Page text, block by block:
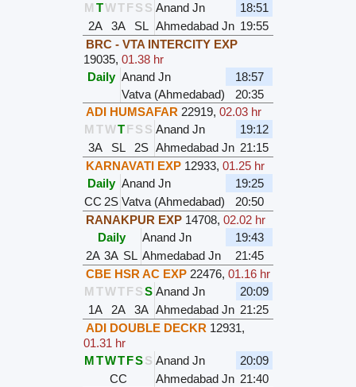
M TWTFS S Anand Jn
18:51
2A
3A SL Ahmedabad Jn 19:55
BRC - VTA INTERCITY EXP
19035,01.38 hr
Daily Anand Jn
18:57
Vatva (Ahmedabad)
20:35
ADI HUMSAFAR 22919,02.03 hr
M TWTFS S Anand Jn
19:12
3A
SL 2S Ahmedabad Jn 21:15
KARNAVATI EXP 12933,01.25 hr
Daily Anand Jn
19:25
CC 2S Vatva (Ahmedabad)
20:50
RANAKPUR EXP 14708,02.02 hr
Daily
Anand Jn
19:43
2A 3A SL Ahmedabad Jn
21:45
CBE HSR AC EXP 22476,01.16 hr
M TWTFS S Anand Jn
20:09
1A
2A 3A Ahmedabad Jn 21:25
ADI DOUBLE DECKR 12931,
01.31 hr
M TWTFSS Anand Jn
20:09
CC
Ahmedabad Jn 21:40